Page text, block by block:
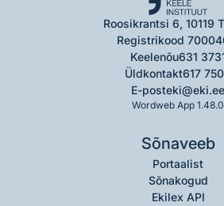
Roosikrantsi 6, 10119
Registrikood
Keelenõu631
Üldkontakt617
E-posteki@eki.ee
Wordweb App 1.48.0
Sõnaveeb
Portaalist
Sõnakogud
Ekilex API